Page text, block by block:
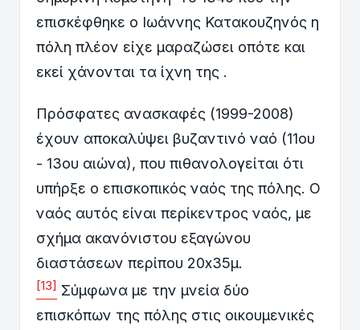
επισκέφθηκε ο Ιωάννης Κατακουζηνός η
πόλη πλέον είχε μαραζώσει οπότε και
εκεί χάνονται τα ίχνη της .
Πρόσφατες ανασκαφές (1999-2008)
έχουν αποκαλύψει βυζαντινό ναό (11ου
- 13ου αιώνα), που πιθανολογείται ότι
υπήρξε ο επισκοπικός ναός της πόλης. Ο
ναός αυτός είναι περίκεντρος ναός, με
σχήμα ακανόνιστου εξαγώνου
διαστάσεων περίπου 20x35μ.
[13] Σύμφωνα με την μνεία δύο
επισκόπων της πόλης στις οικουμενικές